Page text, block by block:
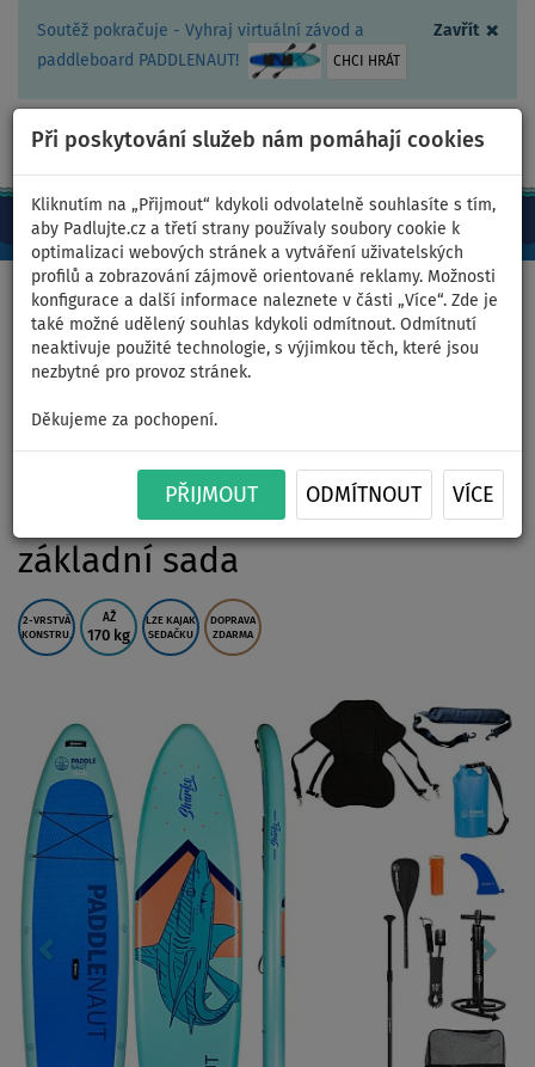
Zavřít ×
Soutěž pokračuje - Vyhraj virtuální závod a
paddleboard PADDLENAUT!
CHCI HRÁT
Při poskytování služeb nám pomáhají cookies
Kliknutím na „Přijmout“ kdykoli odvolatelně souhlasíte s tím,
aby Padlujte.cz a třetí strany používaly soubory cookie k
optimalizaci webových stránek a vytváření uživatelských
profilů a zobrazování zájmově orientované reklamy. Možnosti
konfigurace a další informace naleznete v části „Více“. Zde je
také možné udělený souhlas kdykoli odmítnout. Odmítnutí
neaktivuje použité technologie, s výjimkou těch, které jsou
nezbytné pro provoz stránek.
Děkujeme za pochopení.
PŘIJMOUT ODMÍTNOUT VÍCE
CZ/Kč +420 467 409 090 0ks
Domů >Nafukovací paddleboardy >Střední univerzální
Paddleboard PADDLENAUT
SHARKO 11'6'' COMBO 2026 -
nafukovací - varianta:
základní sada
2-VRSTVÁ
KONSTRU.
AŽ
170 kg
LZE KAJAK
SEDAČKU
DOPRAVA
ZDARMA